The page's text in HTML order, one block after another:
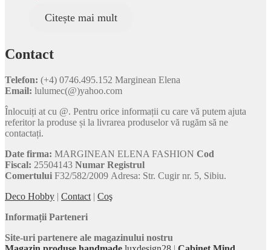
Citește mai mult
Contact
Telefon: (+4) 0746.495.152 Marginean Elena
Email: lulumec(@)yahoo.com
Înlocuiți at cu @. Pentru orice informații cu care vă putem ajuta
referitor la produse și la livrarea produselor vă rugăm să ne
contactați.
Date firma: MARGINEAN ELENA FASHION Cod
Fiscal: 25504143 Numar Registrul
Comertului F32/582/2009 Adresa: Str. Cugir nr. 5, Sibiu.
Deco Hobby | Contact | Coş
Informații Parteneri
Site-uri partenere ale magazinului nostru